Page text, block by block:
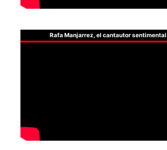
Rafa Manjarrez, el cantautor sentimental